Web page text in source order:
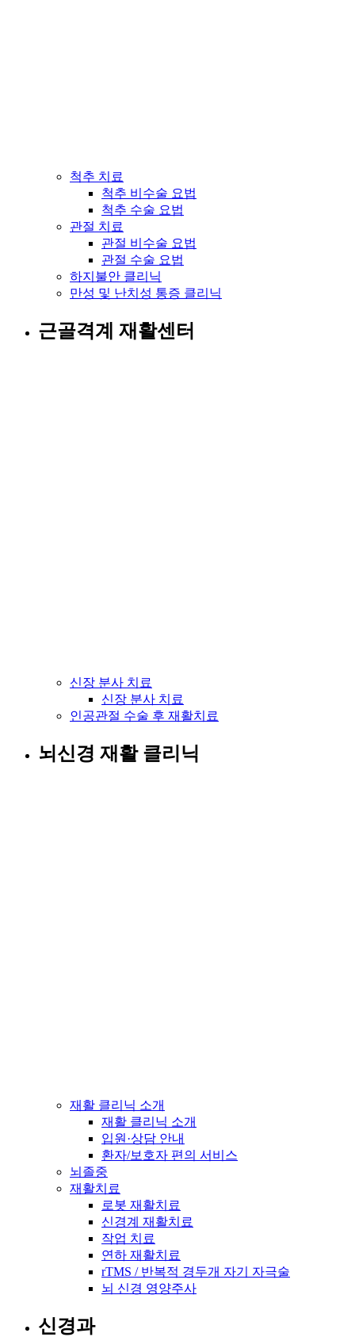
척추 치료
척추 비수술 요법
척추 수술 요법
관절 치료
관절 비수술 요법
관절 수술 요법
하지불안 클리닉
만성 및 난치성 통증 클리닉
근골격계 재활센터
신장 분사 치료
신장 분사 치료
인공관절 수술 후 재활치료
뇌신경 재활 클리닉
재활 클리닉 소개
재활 클리닉 소개
입원·상담 안내
환자/보호자 편의 서비스
뇌졸중
재활치료
로봇 재활치료
신경계 재활치료
작업 치료
연하 재활치료
rTMS / 반복적 경두개 자기 자극술
뇌 신경 영양주사
신경과